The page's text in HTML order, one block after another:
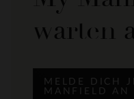
warten
MELDE DICH
MANFIELD AN